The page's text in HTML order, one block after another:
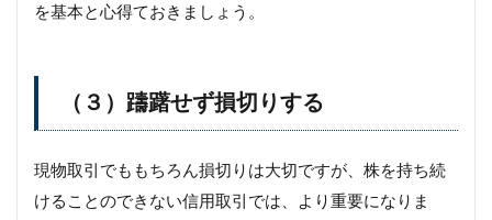
を基本と心得ておきましょう。
（３）躊躇せず損切りする
現物取引でももちろん損切りは大切ですが、株を持ち続
けることのできない信用取引では、より重要になりま